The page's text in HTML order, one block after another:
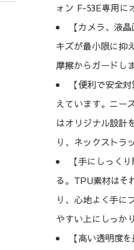
ォン F-53E専用に
【カメラ、液
キズが最小限に抑
摩擦からガードし
【便利で安全
えています。ニー
はオリジナル設計
り、ネックストラ
【手にしっく
る。TPU素材はそ
り、心地よく手に
やすい上にしっか
【高い透明度